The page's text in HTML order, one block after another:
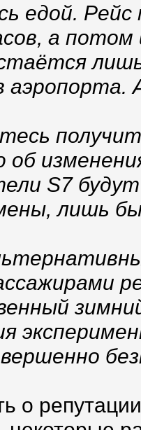
едой.
а
аэропорта.
S7
лишь бы
о